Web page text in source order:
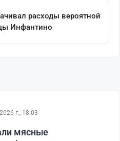
г., 18:03
мясные